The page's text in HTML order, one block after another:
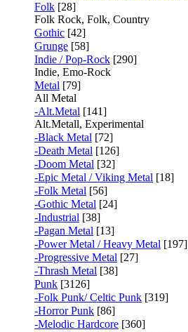
Folk [28]
Folk Rock, Folk, Country
Gothic [42]
Grunge [58]
Indie / Pop-Rock [290]
Indie, Emo-Rock
Metal [79]
All Metal
-Alt.Metal [141]
Alt.Metall, Experimental
-Black Metal [72]
-Death Metal [126]
-Doom Metal [32]
-Epic Metal / Viking Metal [18]
-Folk Metal [56]
-Gothic Metal [24]
-Industrial [38]
-Pagan Metal [13]
-Power Metal / Heavy Metal [197]
-Progressive Metal [27]
-Thrash Metal [38]
Punk [3126]
-Folk Punk/ Celtic Punk [319]
-Horror Punk [86]
-Melodic Hardcore [360]